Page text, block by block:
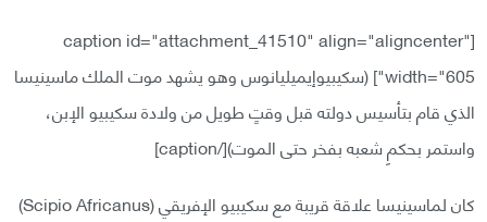
[caption id="attachment_41510" align="aligncenter"
width="605"] (سكيبيوإيميليانوس وهو يشهد موت الملك ماسينيسا
الذي قام بتأسيس دولته قبل وقتٍ طويل من ولادة سكيبيو الإبن،
واستمر بحكمِ شعبه بفخر حتى الموت)[/caption]
كان لماسينيسا علاقة قريبة مع سكيبيو الإفريقي (Scipio Africanus)